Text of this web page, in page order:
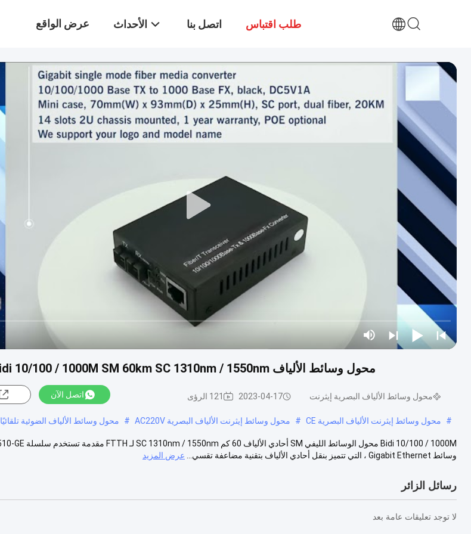
عرض الواقع
الافتراضي
الأحداث اتصل بنا طلب اقتباس
محول وسائط الألياف Bidi 10/100 / 1000M SM 60km SC 1310nm / 1550nm لـ FTTH
محول وسائط الألياف البصرية إيثرنت 2023-04-17 121 الرؤى اتصل الآن
# محول وسائط إيثرنت الألياف البصرية CE # محول وسائط إيثرنت الألياف البصرية AC220V # محول وسائط الألياف الضوئية تلقائيًا
وسائط Gigabit Ethernet ، التي تتميز بنقل أحادي الألياف بتقنية مضاعفة تقسي...
عرض المزيد
رسائل الزائر
لا توجد تعليقات عامة بعد